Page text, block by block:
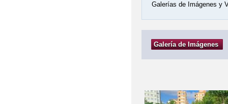
Galerías de Imágenes y
Galería de Imágenes